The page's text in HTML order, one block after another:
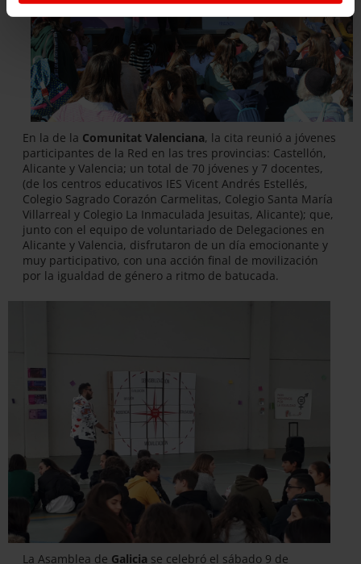
En la de la Comunitat Valenciana, la cita reunió a jóvenes
participantes de la Red en las tres provincias: Castellón,
Alicante y Valencia; un total de 70 jóvenes y 7 docentes,
(de los centros educativos IES Vicent Andrés Estellés,
Colegio Sagrado Corazón Carmelitas, Colegio Santa María
Villarreal y Colegio La Inmaculada Jesuitas, Alicante); que,
junto con el equipo de voluntariado de Delegaciones en
Alicante y Valencia, disfrutaron de un día emocionante y
muy participativo, con una acción final de movilización
por la igualdad de género a ritmo de batucada.
La Asamblea de Galicia se celebró el sábado 9 de